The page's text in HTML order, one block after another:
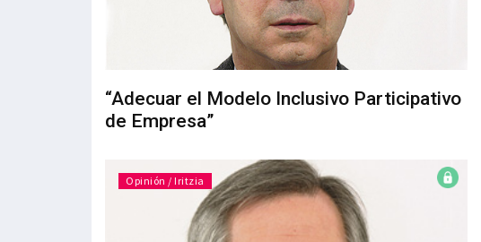
“Adecuar el Modelo Inclusivo Participativo
de Empresa”
Opinión / Iritzia